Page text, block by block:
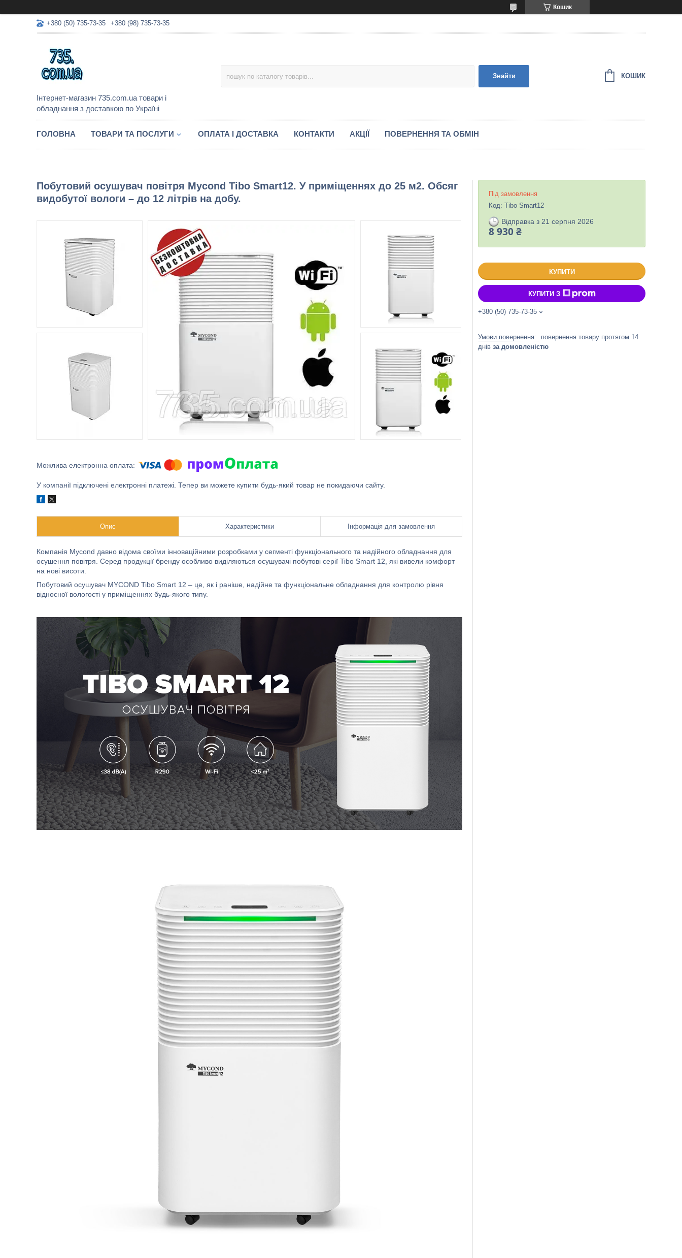
Кошик
+380 (50) 735-73-35 +380 (98) 735-73-35
Інтернет-магазин 735.com.ua товари і
обладнання з доставкою по Україні
Знайти КОШИК
ГОЛОВНА ТОВАРИ ТА ПОСЛУГИ ОПЛАТА І ДОСТАВКА КОНТАКТИ АКЦІЇ ПОВЕРНЕННЯ ТА ОБМІН
Побутовий осушувач повітря Mycond Tibo Smart12. У приміщеннях до 25 м2. Обсяг
видобутої вологи – до 12 літрів на добу.
У компанії підключені електронні платежі. Тепер ви можете купити будь-який товар не покидаючи сайту.
Опис Характеристики Інформація для замовлення
Компанія Mycond давно відома своїми інноваційними розробками у сегменті функціонального та надійного обладнання для
осушення повітря. Серед продукції бренду особливо виділяються осушувачі побутові серії Tibo Smart 12, які вивели комфорт
на нові висоти.
Побутовий осушувач MYCOND Tibo Smart 12 – це, як і раніше, надійне та функціональне обладнання для контролю рівня
відносної вологості у приміщеннях будь-якого типу.
Під замовлення
Код: Tibo Smart12
Відправка з 21 серпня 2026
8 930 ₴
КУПИТИ
КУПИТИ З
+380 (50) 735-73-35
повернення товару протягом 14
днів за домовленістю